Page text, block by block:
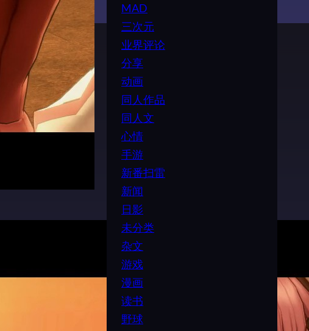
MAD
三次元
业界评论
分享
动画
同人作品
同人文
心情
手游
新番扫雷
新闻
日影
未分类
杂文
游戏
漫画
读书
野球